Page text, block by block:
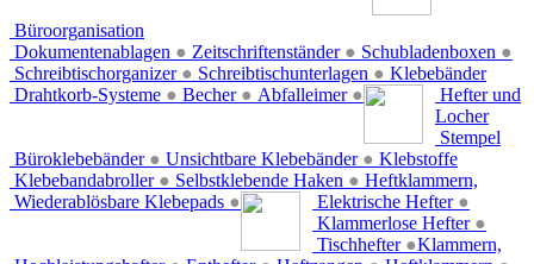
Büroorganisation
Dokumentenablagen ● Zeitschriftenständer ● Schubladenboxen ●
Schreibtischorganizer ● Schreibtischunterlagen ●
Drahtkorb-Systeme ● Becher ● Abfalleimer ●
Klebebänder
Büroklebebänder ● Unsichtbare Klebebänder ●
Klebebandabroller ● Selbstklebende Haken ●
Wiederablösbare Klebepads ●
Hefter und
Locher
Elektrische Hefter ●
Klammerlose Hefter ●
Tischhefter ●
Stempel
Klebstoffe
Heftklammern,
Klammern,